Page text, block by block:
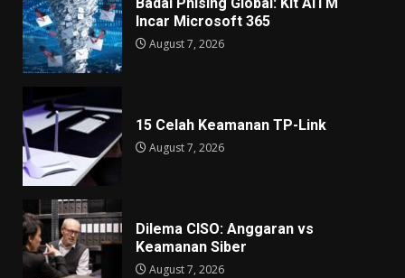
Incar Microsoft 365
August 7, 2026
15 Celah Keamanan TP-Link
August 7, 2026
Dilema CISO: Anggaran vs
Keamanan Siber
August 7, 2026